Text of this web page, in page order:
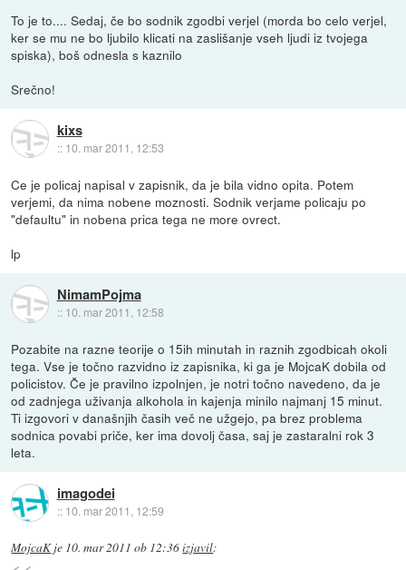
To je to.... Sedaj, če bo sodnik zgodbi verjel (morda bo celo verjel,
ker se mu ne bo ljubilo klicati na zaslišanje vseh ljudi iz tvojega
spiska), boš odnesla s kaznilo
Srečno!
kixs
:: 10. mar 2011, 12:53
Ce je policaj napisal v zapisnik, da je bila vidno opita. Potem
verjemi, da nima nobene moznosti. Sodnik verjame policaju po
"defaultu" in nobena prica tega ne more ovrect.
lp
NimamPojma
:: 10. mar 2011, 12:58
Pozabite na razne teorije o 15ih minutah in raznih zgodbicah okoli
tega. Vse je točno razvidno iz zapisnika, ki ga je MojcaK dobila od
policistov. Če je pravilno izpolnjen, je notri točno navedeno, da je
od zadnjega uživanja alkohola in kajenja minilo najmanj 15 minut.
Ti izgovori v današnjih časih več ne užgejo, pa brez problema
sodnica povabi priče, ker ima dovolj časa, saj je zastaralni rok 3
leta.
imagodei
:: 10. mar 2011, 12:59
MojcaKje 10. mar 2011 ob 12:36izjavil: